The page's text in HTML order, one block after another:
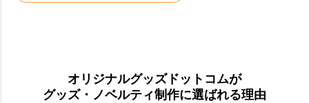
オリジナルグッズドットコムが
グッズ・ノベルティ制作に選ばれる理由